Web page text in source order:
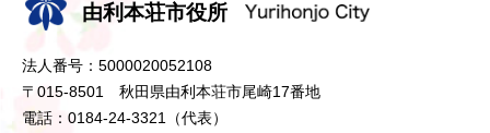
由利本荘市役所
法人番号：5000020052108
〒015-8501 秋田県由利本荘市尾崎17番地
電話：0184-24-3321（代表）